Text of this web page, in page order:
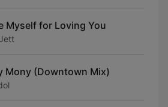
Myself for Loving You
Mony (Downtown Mix)